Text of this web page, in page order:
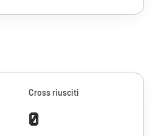
Cross riusciti
0